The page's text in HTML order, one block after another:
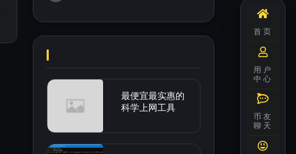
最便宜最实惠的
科学上网工具
首页
用户
中心
币友
聊天